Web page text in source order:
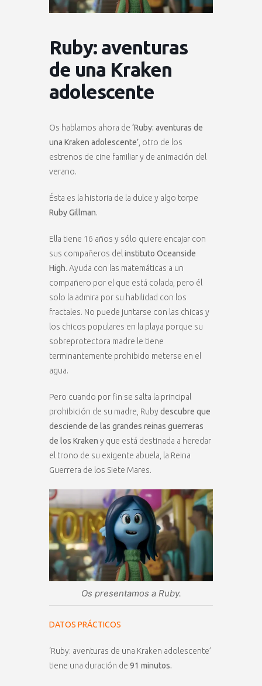
Ruby: aventuras
de una Kraken
adolescente
Os hablamos ahora de ‘Ruby: aventuras de
una Kraken adolescente’ , otro de los
estrenos de cine familiar y de animación del
verano.
Ésta es la historia de la dulce y algo torpe
Ruby Gillman.
Ella tiene 16 años y sólo quiere encajar con
sus compañeros del instituto Oceanside
High. Ayuda con las matemáticas a un
compañero por el que está colada, pero él
solo la admira por su habilidad con los
fractales. No puede juntarse con las chicas y
los chicos populares en la playa porque su
sobreprotectora madre le tiene
terminantemente prohibido meterse en el
agua.
Pero cuando por fin se salta la principal
prohibición de su madre, Rubydescubre que
desciende de las grandes reinas guerreras
de los Kraken y que está destinada a heredar
el trono de su exigente abuela, la Reina
Guerrera de los Siete Mares.
Os presentamos a Ruby.
DATOS PRÁCTICOS
‘Ruby: aventuras de una Kraken adolescente’
tiene una duración de 91 minutos.